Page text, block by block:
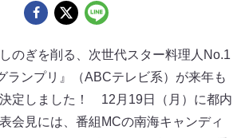
のぎを削る、次世代スター料理人No.1
ランプリ』（ABCテレビ系）が来年も
定しました！ 12月19日（月）に都内
会見には、番組MCの南海キャンディ